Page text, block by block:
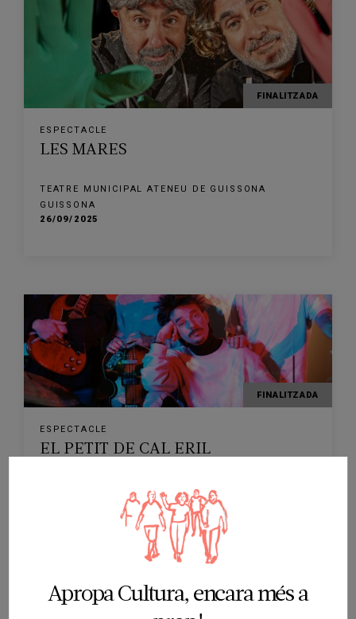
Apropa Cultura, encara més a
FINALITZADA
ESPECTACLE
LES MARES
TEATRE MUNICIPAL ATENEU DE GUISSONA
GUISSONA
26/09/2025
FINALITZADA
ESPECTACLE
EL PETIT DE CAL ERIL
TEATRE MUNICIPAL ATENEU DE GUISSONA